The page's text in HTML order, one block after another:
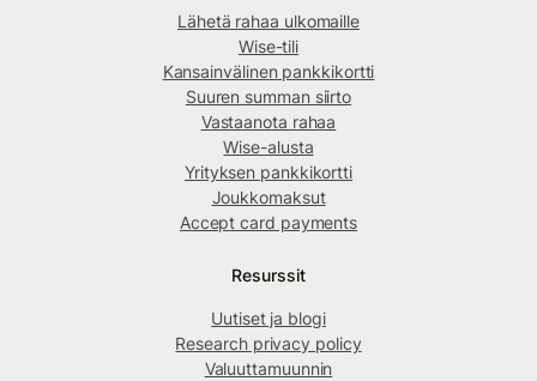
Lähetä rahaa ulkomaille
Wise-tili
Kansainvälinen pankkikortti
Suuren summan siirto
Vastaanota rahaa
Wise-alusta
Yrityksen pankkikortti
Joukkomaksut
Accept card payments
Resurssit
Uutiset ja blogi
Research privacy policy
Valuuttamuunnin